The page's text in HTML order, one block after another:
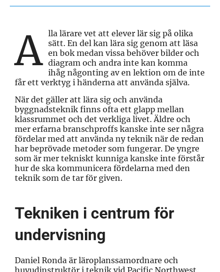
A
lla lärare vet att elever lär sig på olika
sätt. En del kan lära sig genom att läsa
en bok medan vissa behöver bilder och
diagram och andra inte kan komma
ihåg någonting av en lektion om de inte
får ett verktyg i händerna att använda själva.
När det gäller att lära sig och använda
byggnadsteknik finns ofta ett glapp mellan
klassrummet och det verkliga livet. Äldre och
mer erfarna branschproffs kanske inte ser några
fördelar med att använda ny teknik när de redan
har beprövade metoder som fungerar. De yngre
som är mer tekniskt kunniga kanske inte förstår
hur de ska kommunicera fördelarna med den
teknik som de tar för given.
Tekniken i centrum för
undervisning
Daniel Ronda är läroplanssamordnare och
huvudinstruktör i teknik vid Pacific Northwest